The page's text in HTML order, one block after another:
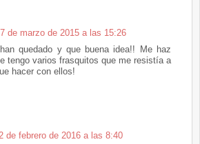
de marzo de 2015 a las 15:26
quedado y que buena idea!! Me haz
tengo varios frasquitos que me resistía a
hacer con ellos!
de febrero de 2016 a las 8:40